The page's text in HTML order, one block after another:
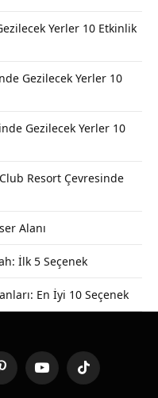
Yerler 10 Etkinlik
Gezilecek Yerler 10
Gezilecek Yerler 10
Resort Çevresinde
Alanı
İlk 5 Seçenek
En İyi 10 Seçenek
PinterestYouTubeTikTok